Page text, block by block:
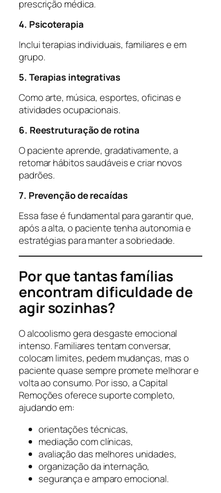
prescrição médica.
4. Psicoterapia
Inclui terapias individuais, familiares e em
grupo.
5. Terapias integrativas
Como arte, música, esportes, oficinas e
atividades ocupacionais.
6. Reestruturação de rotina
O paciente aprende, gradativamente, a
retomar hábitos saudáveis e criar novos
padrões.
7. Prevenção de recaídas
Essa fase é fundamental para garantir que,
após a alta, o paciente tenha autonomia e
estratégias para manter a sobriedade.
Por que tantas famílias
encontram dificuldade de
agir sozinhas?
O alcoolismo gera desgaste emocional
intenso. Familiares tentam conversar,
colocam limites, pedem mudanças, mas o
paciente quase sempre promete melhorar e
volta ao consumo. Por isso, a Capital
Remoções oferece suporte completo,
ajudando em:
orientações técnicas,
mediação com clínicas,
avaliação das melhores unidades,
organização da internação,
segurança e amparo emocional.